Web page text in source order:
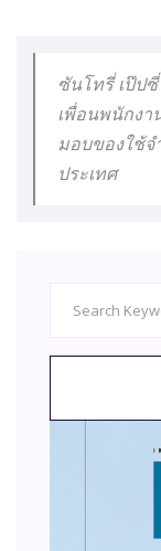
ซันโทรี่ เป๊ปซี่
เพื่อนพนักง
มอบของใช้
ประเทศ